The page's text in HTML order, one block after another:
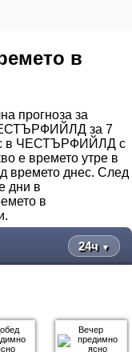
в
прогноза за
за 7
в ЧЕСТЪРФИЙЛД с
е времето утре в
времето днес. След
дни в
в
24ч ▼
Вечер